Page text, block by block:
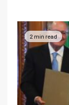
2 min read